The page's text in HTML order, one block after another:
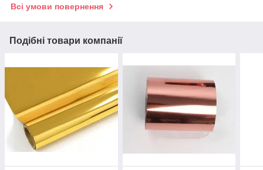
Всі умови повернення
Подібні товари компанії